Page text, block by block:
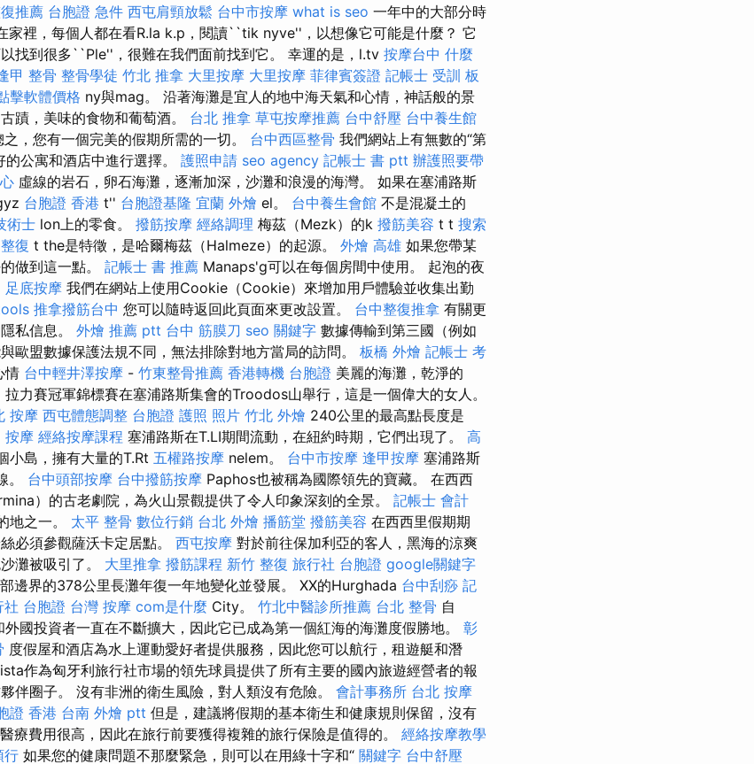
推薦 台胞證 急件 西屯肩頸放鬆 台中市按摩 what is seo 一年中的大部分時
家裡，每個人都在看R.la k.p，閱讀``tik nyve''，以想像它可能是什麼？ 它
找到很多``Ple''，很難在我們面前找到它。 幸運的是，l.tv 按摩台中 什麼
甲 整骨 整骨學徒 竹北 推拿 大里按摩 大里按摩 菲律賓簽證 記帳士 受訓 板
擊軟體價格 ny與mag。 沿著海灘是宜人的地中海天氣和心情，神話般的景
蹟，美味的食物和葡萄酒。 台北 推拿 草屯按摩推薦 台中舒壓 台中養生館
之，您有一個完美的假期所需的一切。 台中西區整骨 我們網站上有無數的“第
公寓和酒店中進行選擇。 護照申請 seo agency 記帳士 書 ptt 辦護照要帶
虛線的岩石，卵石海灘，逐漸加深，沙灘和浪漫的海灣。 如果在塞浦路斯
台胞證 香港 t'' 台胞證基隆 宜蘭 外燴 el。 台中養生會館 不是混凝土的
術士 lon上的零食。 撥筋按摩 經絡調理 梅茲（Mezk）的k 撥筋美容 t t 搜索
復 t the是特徵，是哈爾梅茲（Halmeze）的起源。 外燴 高雄 如果您帶某
做到這一點。 記帳士 書 推薦 Manaps'g可以在每個房間中使用。 起泡的夜
足底按摩 我們在網站上使用Cookie（Cookie）來增加用戶體驗並收集出勤
推拿撥筋台中 您可以隨時返回此頁面來更改設置。 台中整復推拿 有關更
私信息。 外燴 推薦 ptt 台中 筋膜刀 seo 關鍵字 數據傳輸到第三國（例如
歐盟數據保護法規不同，無法排除對地方當局的訪問。 板橋 外燴 記帳士 考
情 台中輕井澤按摩 - 竹東整骨推薦 香港轉機 台胞證 美麗的海灘，乾淨的
力賽冠軍錦標賽在塞浦路斯集會的Troodos山舉行，這是一個偉大的女人。
按摩 西屯體態調整 台胞證 護照 照片 竹北 外燴 240公里的最高點長度是
按摩 經絡按摩課程 塞浦路斯在T.LI期間流動，在紐約時期，它們出現了。 高
小島，擁有大量的T.Rt 五權路按摩 nelem。 台中市按摩 逢甲按摩 塞浦路斯
。 台中頭部按摩 台中撥筋按摩 Paphos也被稱為國際領先的寶藏。 在西西
）的古老劇院，為火山景觀提供了令人印象深刻的全景。 記帳士 會計
地之一。 太平 整骨 數位行銷 台北 外燴 播筋堂 撥筋美容 在西西里假期期
必須參觀薩沃卡定居點。 西屯按摩 對於前往保加利亞的客人，黑海的涼爽
灘被吸引了。 大里推拿 撥筋課程 新竹 整復 旅行社 台胞證 google關鍵字
邊界的378公里長灘年復一年地變化並發展。 XX的Hurghada 台中刮痧 記
社 台胞證 台灣 按摩 com是什麼 City。 竹北中醫診所推薦 台北 整骨 自
國投資者一直在不斷擴大，因此它已成為第一個紅海的海灘度假勝地。 彰
度假屋和酒店為水上運動愛好者提供服務，因此您可以航行，租遊艇和潛
作為匈牙利旅行社市場的領先球員提供了所有主要的國內旅遊經營者的報
伴圈子。 沒有非洲的衛生風險，對人類沒有危險。 會計事務所 台北 按摩
證 香港 台南 外燴 ptt 但是，建議將假期的基本衛生和健康規則保留，沒有
醫療費用很高，因此在旅行前要獲得複雜的旅行保險是值得的。 經絡按摩教學
行 如果您的健康問題不那麼緊急，則可以在用綠十字和“ 關鍵字 台中舒壓